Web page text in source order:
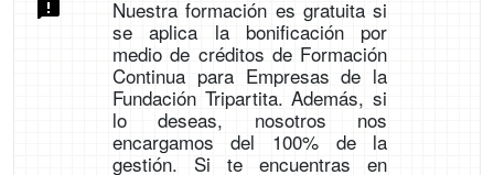
Nuestra formación es gratuita si
se aplica la bonificación por
medio de créditos de Formación
Continua para Empresas de la
Fundación Tripartita. Además, si
lo deseas, nosotros nos
encargamos del 100% de la
gestión. Si te encuentras en